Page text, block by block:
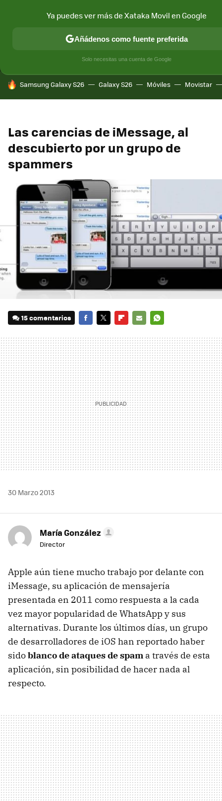
MÓVIL Y SOCIEDAD APLICACIONES
HOY SE HABLA DE
Samsung Galaxy S26 Galaxy S26 Móviles Movistar
Las carencias de iMessage, al
descubierto por un grupo de
spammers
15 comentarios
MAIL
30 Marzo 2013
María González
Director
Apple aún tiene mucho trabajo por delante con
iMessage, su aplicación de mensajería
presentada en 2011 como respuesta a la cada
vez mayor popularidad de WhatsApp y sus
alternativas. Durante los últimos días, un grupo
de desarrolladores de iOS han reportado haber
sidoblanco de ataques de spam a través de esta
aplicación, sin posibilidad de hacer nada al
respecto.
Ya puedes ver más de Xataka Movil en Google
Añádenos como fuente preferida
Solo necesitas una cuenta de Google